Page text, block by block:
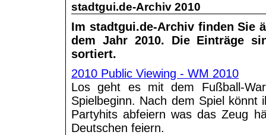
stadtgui.de-Archiv 2010
Im stadtgui.de-Archiv finden Sie
dem Jahr 2010. Die Einträge
sortiert.
2010 Public Viewing - WM 2010
Los geht es mit dem Fußball-
Spielbeginn. Nach dem Spiel
Partyhits abfeiern was das Zeug
Deutschen feiern.